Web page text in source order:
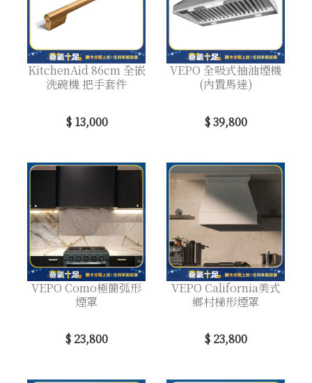
KitchenAid 86cm 全嵌
洗碗機 把手套件
$ 13,000
VEPO 全吸式抽油煙機
(內置馬達)
$ 39,800
VEPO Como極簡弧形
煙罩
$ 23,800
VEPO California美式
鄉村梯形煙罩
$ 23,800